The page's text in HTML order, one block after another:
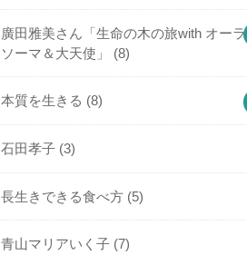
廣田雅美さん「生命の木の旅with オーラ
ソーマ＆大天使」 (8)
本質を生きる (8)
石田孝子 (3)
長生きできる食べ方 (5)
青山マリアいく子 (7)